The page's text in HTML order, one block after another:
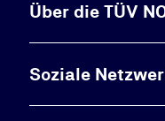
Über die TÜV
Soziale